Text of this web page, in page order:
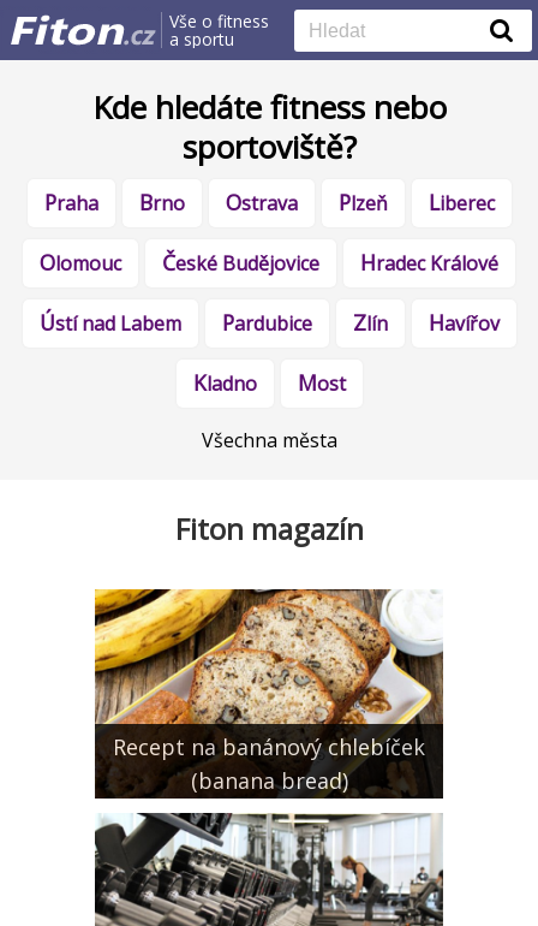
Vše o fitness
a sportu
Kde hledáte fitness nebo
sportoviště?
Praha Brno Ostrava Plzeň Liberec
Olomouc České Budějovice Hradec Králové
Ústí nad Labem Pardubice Zlín Havířov
Kladno Most
Všechna města
Fiton magazín
Recept na banánový chlebíček
(banana bread)